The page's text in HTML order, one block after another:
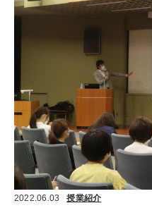
2022.06.03 授業紹介